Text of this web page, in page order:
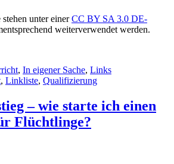
unter einerCC BY SA 3.0 DE-
weiterverwendet werden.
, In eigener Sache, Links
, Linkliste, Qualifizierung
– wie starte ich einen
Flüchtlinge?